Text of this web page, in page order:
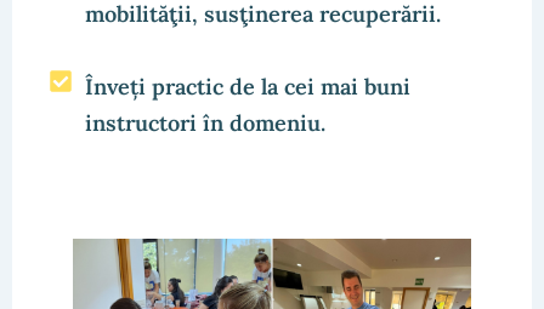
mobilităţii, susţinerea recuperării.
Înveți practic de la cei mai buni
instructori în domeniu.